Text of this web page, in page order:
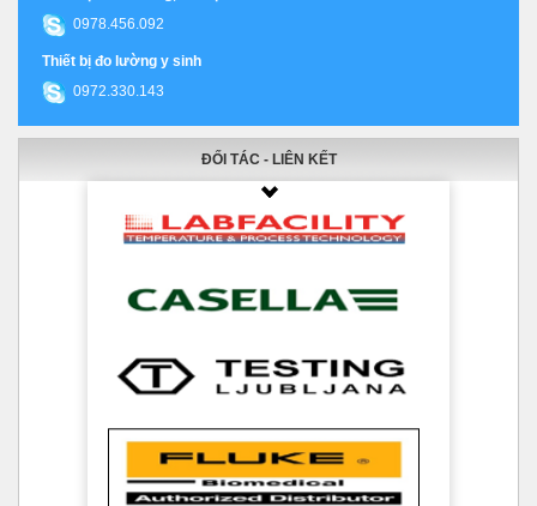
0978.456.092
Thiết bị đo lường y sinh
0972.330.143
ĐỐI TÁC - LIÊN KẾT